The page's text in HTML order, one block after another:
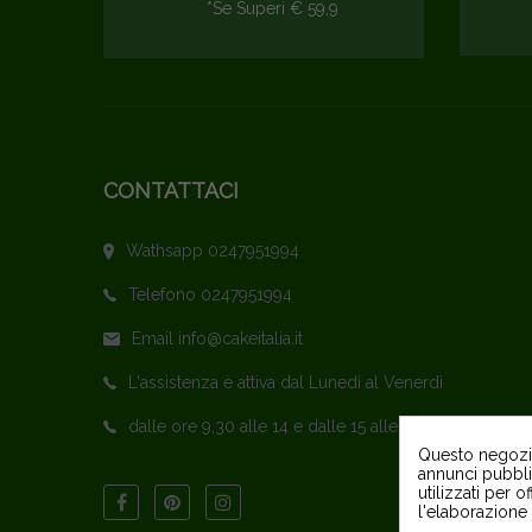
*se Superi € 59,9
CONTATTACI
Wathsapp 0247951994
Telefono 0247951994
Email info@cakeitalia.it
L'assistenza è attiva dal Lunedì al Venerdì
dalle ore 9,30 alle 14 e dalle 15 alle 18
Questo
annunci
utilizzati per